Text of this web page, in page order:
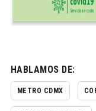
HABLAMOS DE:
METRO CDMX